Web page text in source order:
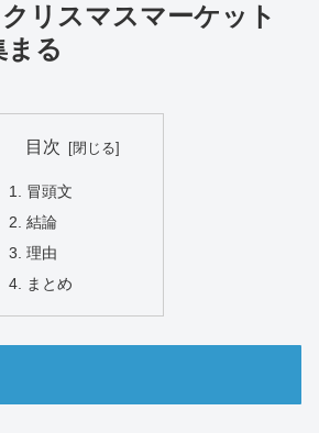
リスマスマーケット
まる
目次
冒頭文
結論
理由
まとめ